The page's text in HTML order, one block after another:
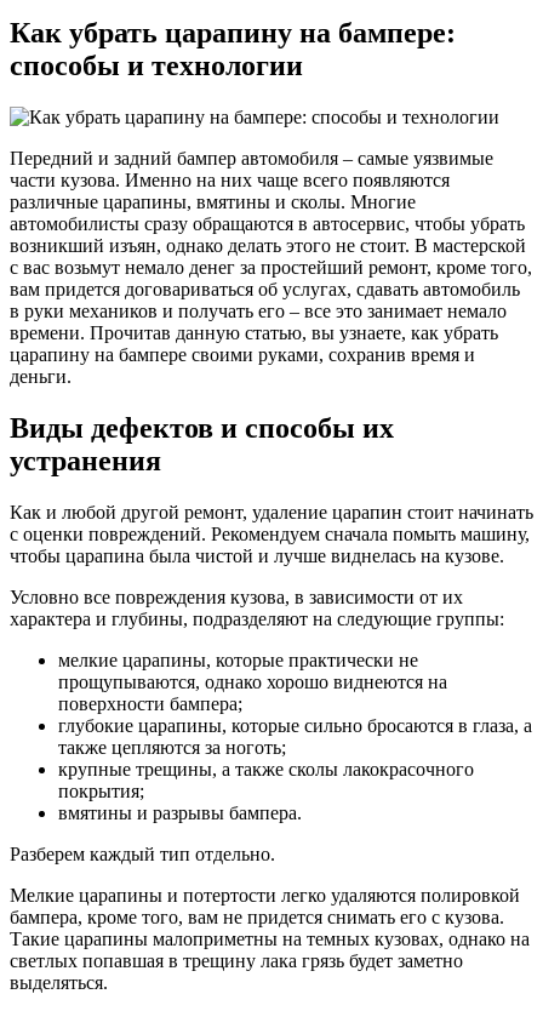
Как убрать царапину на бампере:
способы и технологии
Передний и задний бампер автомобиля – самые уязвимые
части кузова. Именно на них чаще всего появляются
различные царапины, вмятины и сколы. Многие
автомобилисты сразу обращаются в автосервис, чтобы убрать
возникший изъян, однако делать этого не стоит. В мастерской
с вас возьмут немало денег за простейший ремонт, кроме того,
вам придется договариваться об услугах, сдавать автомобиль
в руки механиков и получать его – все это занимает немало
времени. Прочитав данную статью, вы узнаете, как убрать
царапину на бампере своими руками, сохранив время и
деньги.
Виды дефектов и способы их
устранения
Как и любой другой ремонт, удаление царапин стоит начинать
с оценки повреждений. Рекомендуем сначала помыть машину,
чтобы царапина была чистой и лучше виднелась на кузове.
Условно все повреждения кузова, в зависимости от их
характера и глубины, подразделяют на следующие группы:
мелкие царапины, которые практически не
прощупываются, однако хорошо виднеются на
поверхности бампера;
глубокие царапины, которые сильно бросаются в глаза, а
также цепляются за ноготь;
крупные трещины, а также сколы лакокрасочного
покрытия;
вмятины и разрывы бампера.
Разберем каждый тип отдельно.
Мелкие царапины и потертости легко удаляются полировкой
бампера, кроме того, вам не придется снимать его с кузова.
Такие царапины малоприметны на темных кузовах, однако на
светлых попавшая в трещину лака грязь будет заметно
выделяться.